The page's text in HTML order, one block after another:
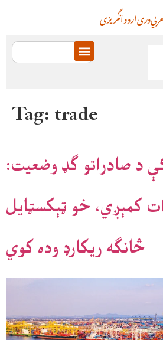
انگریزیاردودری
Tag:trade
د صادراتو ګډ وضعیت:
کمېږي، خو ټېکسټایل
څانګه ریکارډ وده کوي